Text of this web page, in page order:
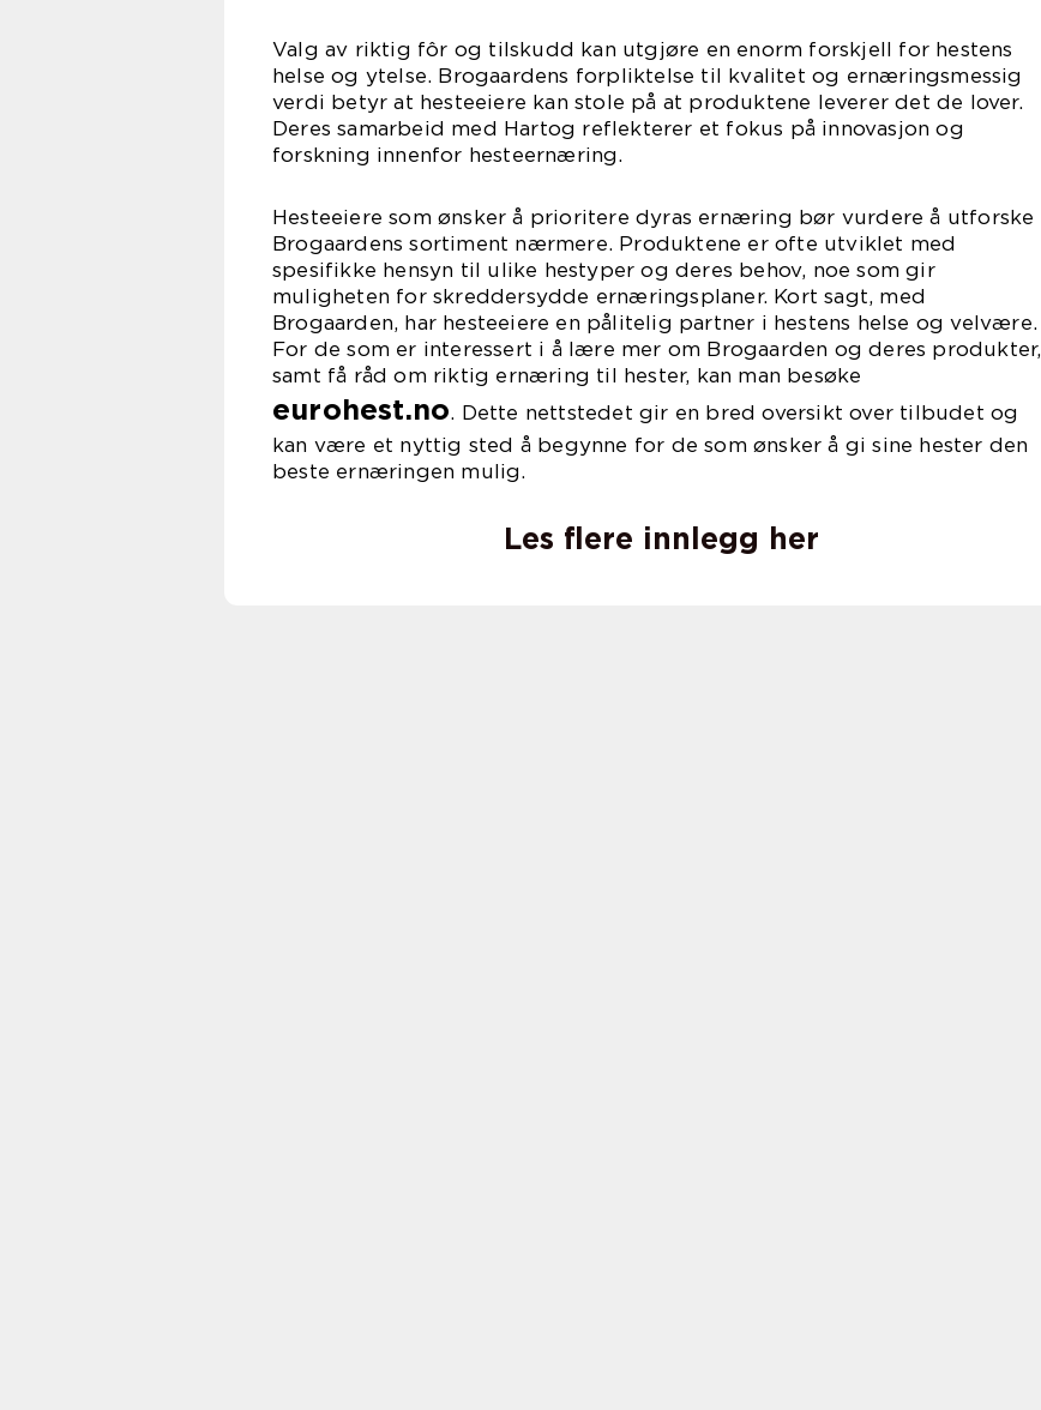
Valg av riktig fôr og tilskudd kan utgjøre en enorm forskjell for hestens
helse og ytelse. Brogaardens forpliktelse til kvalitet og ernæringsmessig
verdi betyr at hesteeiere kan stole på at produktene leverer det de lover.
Deres samarbeid med Hartog reflekterer et fokus på innovasjon og
forskning innenfor hesteernæring.
Hesteeiere som ønsker å prioritere dyras ernæring bør vurdere å utforske
Brogaardens sortiment nærmere. Produktene er ofte utviklet med
spesifikke hensyn til ulike hestyper og deres behov, noe som gir
muligheten for skreddersydde ernæringsplaner. Kort sagt, med
Brogaarden, har hesteeiere en pålitelig partner i hestens helse og velvære.
For de som er interessert i å lære mer om Brogaarden og deres produkter,
samt få råd om riktig ernæring til hester, kan man besøke
eurohest.no. Dette nettstedet gir en bred oversikt over tilbudet og
kan være et nyttig sted å begynne for de som ønsker å gi sine hester den
beste ernæringen mulig.
Les flere innlegg her